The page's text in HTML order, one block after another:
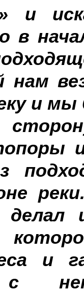
и
в
нам
и
и
с